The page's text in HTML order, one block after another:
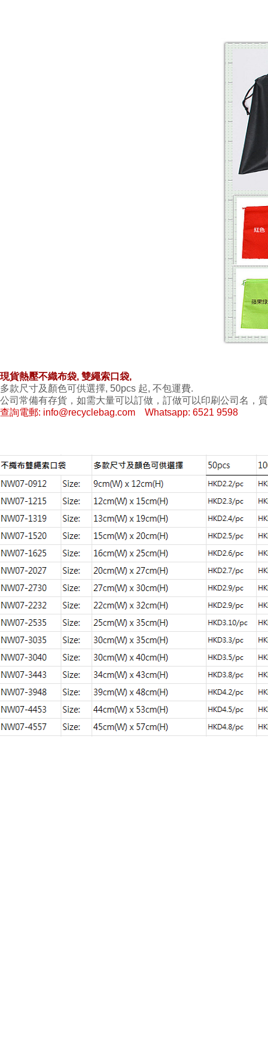
現貨熱壓不織布袋, 雙繩索口袋,
多款尺寸及顏色可供選擇, 50pcs 起, 不包運費.
公司常備有存貨，如需大量可以訂做，訂做可以印刷公司名，
查詢電郵: info@recyclebag.com Whatsapp: 6521 9598